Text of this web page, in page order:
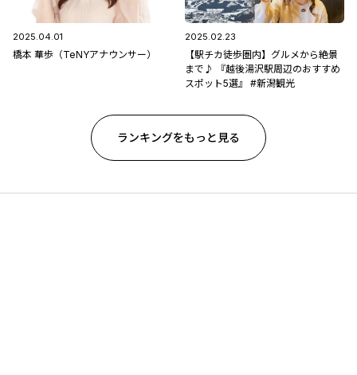
2025.04.01
橋本 華歩（TeNYアナウンサー）
2025.02.23
【駅チカ徒歩圏内】グルメから絶景
まで♪ 『越後湯沢駅周辺のおすすめ
スポット5選』 #新潟観光
ランキングをもっと見る